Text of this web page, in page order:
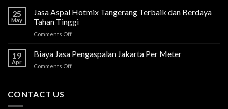
25
May
Jasa Aspal Hotmix Tangerang Terbaik dan Berdaya
Tahan Tinggi
Comments Offon
Aspal
Hotmix
Tangerang
19
Apr
Biaya Jasa Pengaspalan Jakarta Per Meter
Comments Offon
CONTACT US